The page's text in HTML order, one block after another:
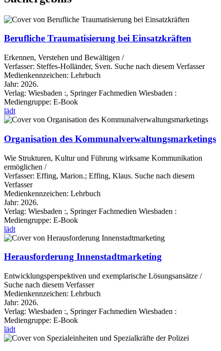
Berufliche Traumatisierung bei Einsatzkräften
Erkennen, Verstehen und Bewältigen /
Verfasser: Steffes-Holländer, Sven. Suche nach diesem Verfasser
Medienkennzeichen: Lehrbuch
Jahr: 2026.
Verlag: Wiesbaden :, Springer Fachmedien Wiesbaden :
Mediengruppe: E-Book
lädt
Organisation des Kommunalverwaltungsmarketings
Wie Strukturen, Kultur und Führung wirksame Kommunikation
ermöglichen /
Verfasser: Effing, Marion.; Effing, Klaus. Suche nach diesem
Verfasser
Medienkennzeichen: Lehrbuch
Jahr: 2026.
Verlag: Wiesbaden :, Springer Fachmedien Wiesbaden :
Mediengruppe: E-Book
lädt
Herausforderung Innenstadtmarketing
Entwicklungsperspektiven und exemplarische Lösungsansätze /
Suche nach diesem Verfasser
Medienkennzeichen: Lehrbuch
Jahr: 2026.
Verlag: Wiesbaden :, Springer Fachmedien Wiesbaden :
Mediengruppe: E-Book
lädt